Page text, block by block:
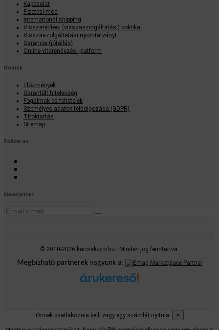
Kapcsolat
Fizetési mód
International shipping
Visszatérítési (visszaszolgáltatási) politika
Visszaszolgáltatási nyomtatványt
Garancia (jótállás)
Online vitarendezési platform
Rólunk
Előzmények
Garantált hitelesség
Fogalmak és feltételek
Személyes adatok feldolgozása (GDPR)
Titoktartás
Sitemap
Follow us
Newsletter
© 2010-2026 karorak-pro.hu | Minden jog fenntartva.
Megbízható partnerek vagyunk a:
Önnek csatlakoznia kell, vagy egy számlát nyitnia. ×